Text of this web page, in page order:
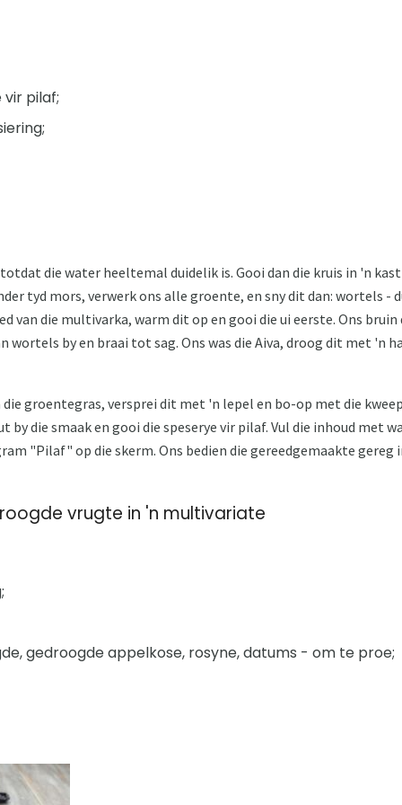
pilaf;
die water heeltemal duidelik is. Gooi dan die kruis in 'n
tyd mors, verwerk ons ​​alle groente, en sny dit dan: wortels -
van die multivarka, warm dit op en gooi die ui eerste. Ons
wortels by en braai tot sag. Ons was die Aiva, droog dit met 'n
die groentegras, versprei dit met 'n lepel en bo-op met die
by die smaak en gooi die speserye vir pilaf. Vul die inhoud met
"Pilaf" op die skerm. Ons bedien die gereedgemaakte gereg
vrugte in 'n multivariate
gedroogde appelkose, rosyne, datums - om te proe;